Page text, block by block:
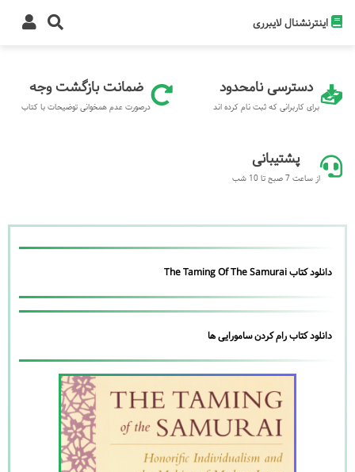
اینترنشنال لایبرری
دسترسی نامحدود
برای کاربرانی که ثبت نام کرده اند
ضمانت بازگشت وجه
درصورت عدم همخوانی توضیحات با کتاب
پشتیبانی
از ساعت 7 صبح تا 10 شب
دانلود کتاب The Taming Of The Samurai
دانلود کتاب رام کردن سامورایی ها